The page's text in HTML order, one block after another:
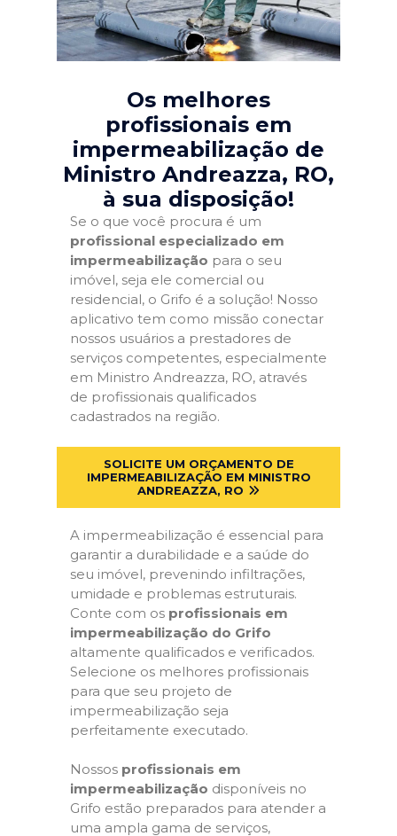
Os melhores
profissionais em
impermeabilização de
Ministro Andreazza, RO,
à sua disposição!
Se o que você procura é um
profissional especializado em
impermeabilização para o seu
imóvel, seja ele comercial ou
residencial, o Grifo é a solução! Nosso
aplicativo tem como missão conectar
nossos usuários a prestadores de
serviços competentes, especialmente
em Ministro Andreazza, RO, através
de profissionais qualificados
cadastrados na região.
SOLICITE UM ORÇAMENTO DE
IMPERMEABILIZAÇÃO EM MINISTRO
ANDREAZZA, RO
A impermeabilização é essencial para
garantir a durabilidade e a saúde do
seu imóvel, prevenindo infiltrações,
umidade e problemas estruturais.
Conte com os profissionais em
impermeabilização do Grifo
altamente qualificados e verificados.
Selecione os melhores profissionais
para que seu projeto de
impermeabilização seja
perfeitamente executado.
Nossos profissionais em
impermeabilização disponíveis no
Grifo estão preparados para atender a
uma ampla gama de serviços,